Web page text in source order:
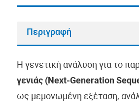
Περιγραφή
Η γενετική ανάλυση για το
γενιάς (Next-Generation
ως μεμονωμένη εξέταση,